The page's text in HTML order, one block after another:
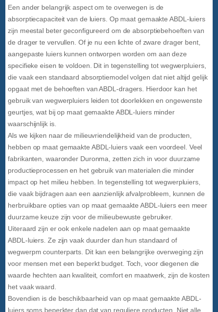
Een ander belangrijk aspect om te overwegen is de
absorptiecapaciteit van de luiers. Op maat gemaakte ABDL-luiers
zijn meestal beter geconfigureerd om de absorptiebehoeften van
de drager te vervullen. Of je nu een lichte of zware drager bent,
aangepaste luiers kunnen ontworpen worden om aan deze
specifieke eisen te voldoen. Dit in tegenstelling tot wegwerpluiers,
die vaak een standaard absorptiemodel volgen dat niet altijd gelijk
opgaat met de behoeften van ABDL-dragers. Hierdoor kan het
gebruik van wegwerpluiers leiden tot doorlekken en ongewenste
geurtjes, wat bij op maat gemaakte ABDL-luiers minder
waarschijnlijk is.
Als we kijken naar de milieuvriendelijkheid van de producten,
hebben op maat gemaakte ABDL-luiers vaak een voordeel. Veel
fabrikanten, waaronder Duronma, zetten zich in voor duurzame
productieprocessen en het gebruik van materialen die minder
impact op het milieu hebben. In tegenstelling tot wegwerpluiers,
die vaak bijdragen aan een aanzienlijk afvalprobleem, kunnen de
herbruikbare opties van op maat gemaakte ABDL-luiers een meer
duurzame keuze zijn voor de milieubewuste gebruiker.
Uiteraard zijn er ook enkele nadelen aan op maat gemaakte
ABDL-luiers. Ze zijn vaak duurder dan hun standaard of
wegwerpm counterparts. Dit kan een belangrijke overweging zijn
voor mensen met een beperkt budget. Toch, voor diegenen die
waarde hechten aan kwaliteit, comfort en maatwerk, zijn de kosten
het vaak waard.
Bovendien is de beschikbaarheid van op maat gemaakte ABDL-
luiers soms beperkter dan dat van reguliere producten. Niet alle